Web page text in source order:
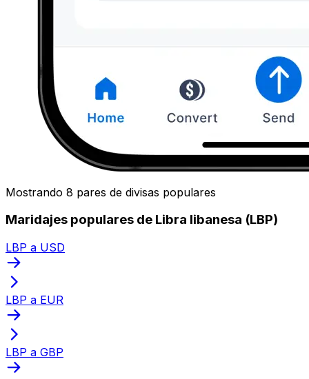
Mostrando 8 pares de divisas populares
Maridajes populares de Libra libanesa (LBP)
LBP a USD
LBP a EUR
LBP a GBP